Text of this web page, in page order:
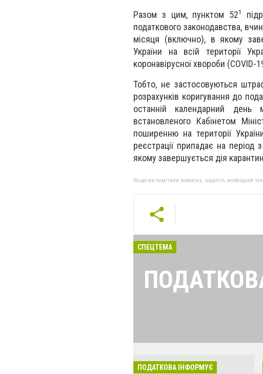
Разом з цим, пунктом 521
податкового законодавства,
місяця (включно), в якому
України на всій території
коронавірусної хвороби (COVID-
Тобто, не застосовуються
розрахунків коригування до
останній календарний
встановленого Кабінетом
поширенню на території
реєстрації припадає на
якому завершується дія
Якщо ви помітили помилку, виділіть необхідний
СПЕЦТЕМА
ПОДАТКОВА ІНФОРМУЄ